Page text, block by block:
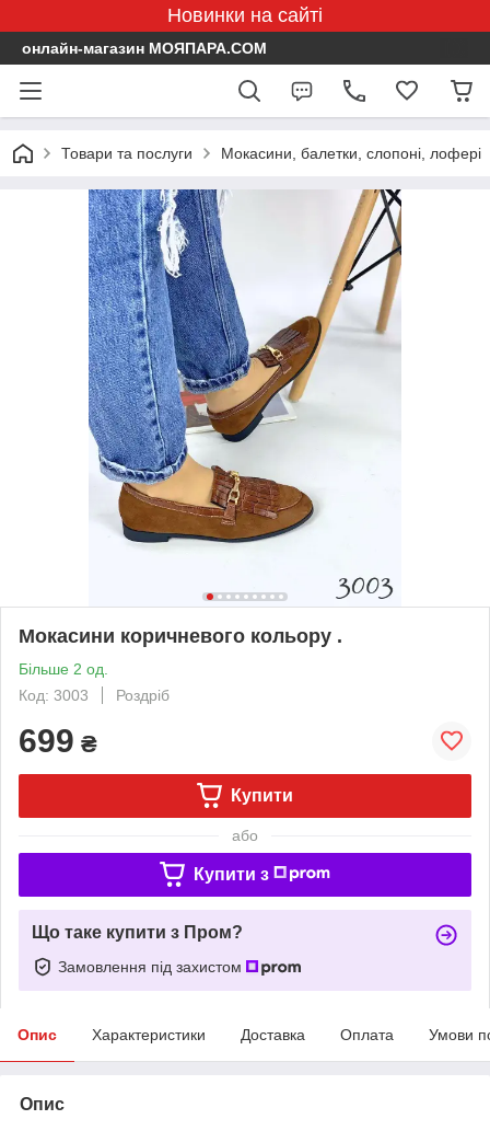
Новинки на сайті
онлайн-магазин МОЯПАРА.COM
Товари та послуги Мокасини, балетки, слопоні, лофері
Мокасини коричневого кольору .
Більше 2 од.
Код: 3003
Роздріб
699 ₴
Купити
або
Купити з
Що таке купити з Пром?
Замовлення під захистом
Опис Характеристики Доставка Оплата Умови
Опис